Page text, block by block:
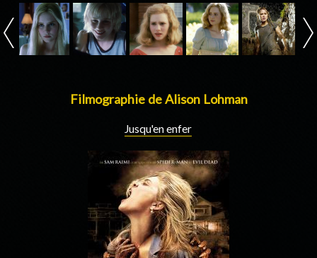
Filmographie de Alison Lohman
Jusqu'en enfer